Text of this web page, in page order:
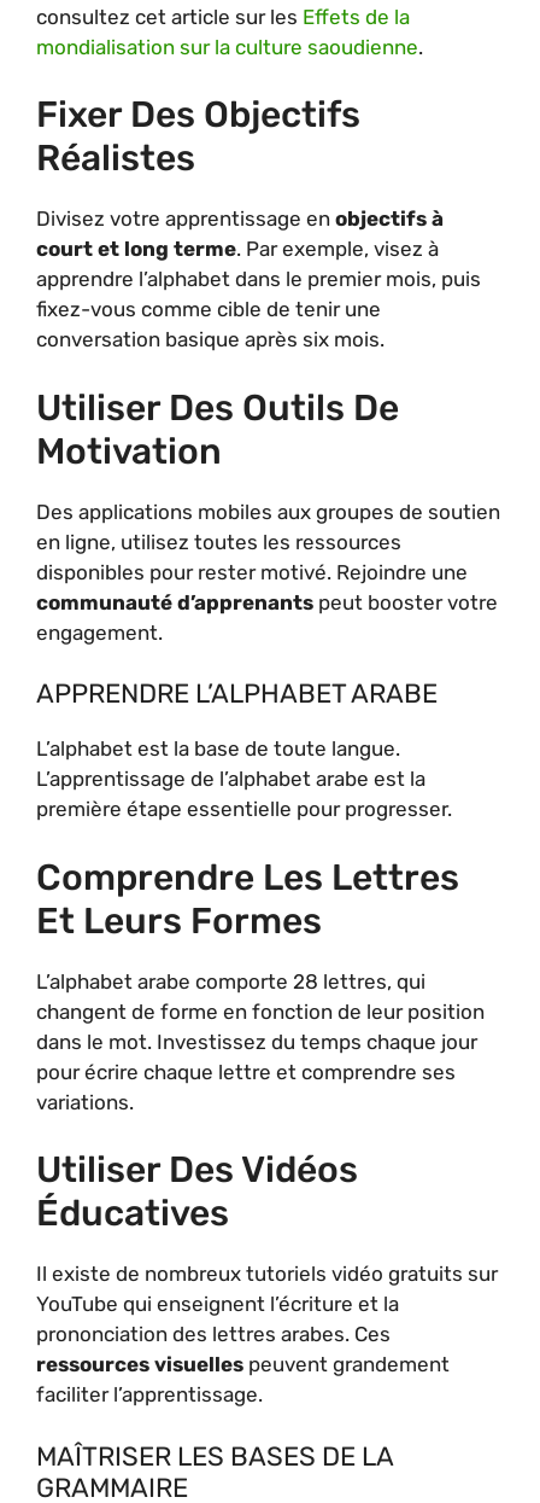
consultez cet article sur les Effets de la
mondialisation sur la culture saoudienne.
Fixer Des Objectifs
Réalistes
Divisez votre apprentissage en objectifs à
court et long terme. Par exemple, visez à
apprendre l’alphabet dans le premier mois, puis
fixez-vous comme cible de tenir une
conversation basique après six mois.
Utiliser Des Outils De
Motivation
Des applications mobiles aux groupes de soutien
en ligne, utilisez toutes les ressources
disponibles pour rester motivé. Rejoindre une
communauté d’apprenants peut booster votre
engagement.
APPRENDRE L’ALPHABET ARABE
L’alphabet est la base de toute langue.
L’apprentissage de l’alphabet arabe est la
première étape essentielle pour progresser.
Comprendre Les Lettres
Et Leurs Formes
L’alphabet arabe comporte 28 lettres, qui
changent de forme en fonction de leur position
dans le mot. Investissez du temps chaque jour
pour écrire chaque lettre et comprendre ses
variations.
Utiliser Des Vidéos
Éducatives
Il existe de nombreux tutoriels vidéo gratuits sur
YouTube qui enseignent l’écriture et la
prononciation des lettres arabes. Ces
ressources visuelles peuvent grandement
faciliter l’apprentissage.
MAÎTRISER LES BASES DE LA
GRAMMAIRE